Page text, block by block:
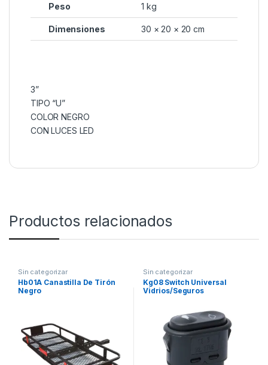
Peso 1 kg
Dimensiones 30 × 20 × 20 cm
3”
TIPO “U”
COLOR NEGRO
CON LUCES LED
Productos relacionados
Sin categorizar
Hb01A Canastilla De Tirón
Negro
Sin categorizar
Kg08 Switch Universal
Vidrios/Seguros